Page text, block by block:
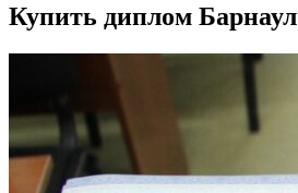
Купить диплом Барнаул